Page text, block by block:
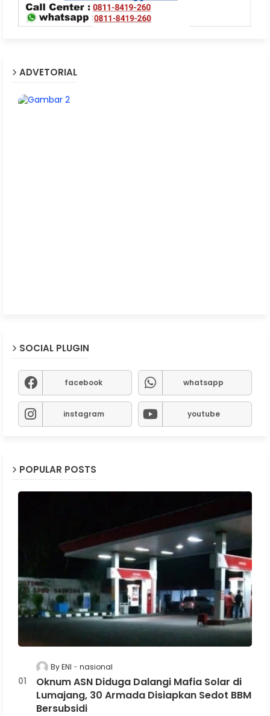
ADVETORIAL
SOCIAL PLUGIN
facebook whatsapp
instagram youtube
POPULAR POSTS
By ENI nasional
Oknum ASN Diduga Dalangi Mafia Solar di
Lumajang, 30 Armada Disiapkan Sedot BBM
Bersubsidi